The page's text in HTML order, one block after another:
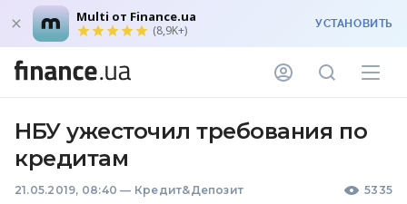
Multi от Finance.ua
(8,9K+) УСТАНОВИТЬ
НБУ ужесточил требования по
кредитам
21.05.2019, 08:40 — Кредит&Депозит 5335